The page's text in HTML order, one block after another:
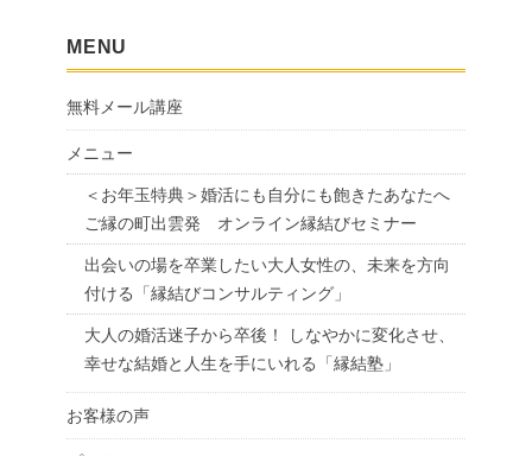
MENU
無料メール講座
メニュー
＜お年玉特典＞婚活にも自分にも飽きたあなたへ
ご縁の町出雲発 オンライン縁結びセミナー
出会いの場を卒業したい大人女性の、未来を方向
付ける「縁結びコンサルティング」
大人の婚活迷子から卒後！ しなやかに変化させ、
幸せな結婚と人生を手にいれる「縁結塾」
お客様の声